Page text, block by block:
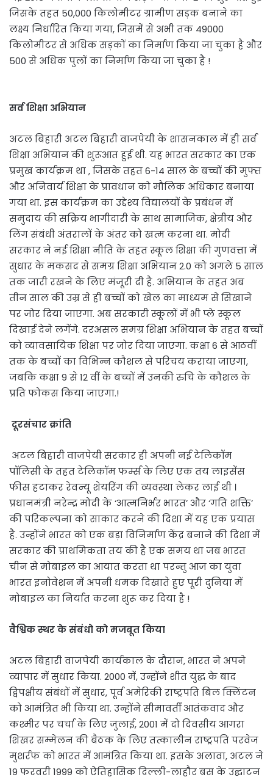
जिसके तहत 50,000 किलोमीटर ग्रामीण सड़क बनाने का
लक्ष्य निर्धारित किया गया, जिसमें से अभी तक 49000
किलोमीटर से अधिक सड़कों का निर्माण किया जा चुका है और
500 से अधिक पुलों का निर्माण किया जा चुका है !
सर्व शिक्षा अभियान
अटल बिहारी अटल बिहारी वाजपेयी के शासनकाल में ही सर्व
शिक्षा अभियान की शुरूआत हुई थी. यह भारत सरकार का एक
प्रमुख कार्यक्रम था , जिसके तहत 6-14 साल के बच्चों की मुफ्त
और अनिवार्य शिक्षा के प्रावधान को मौलिक अधिकार बनाया
गया था. इस कार्यक्रम का उद्देश्य विद्यालयों के प्रबंधन में
समुदाय की सक्रिय भागीदारी के साथ सामाजिक, क्षेत्रीय और
लिंग संबंधी अंतरालों के अंतर को खत्म करना था. मोदी
सरकार ने नई शिक्षा नीति के तहत स्कूल शिक्षा की गुणवत्ता में
सुधार के मकसद से समग्र शिक्षा अभियान 2.0 को अगले 5 साल
तक जारी रखने के लिए मंजूरी दी है. अभियान के तहत अब
तीन साल की उम्र से ही बच्चों को खेल का माध्यम से सिखाने
पर जोर दिया जाएगा. अब सरकारी स्कूलों में भी प्ले स्कूल
दिखाई देने लगेंगे. दरअसल समग्र शिक्षा अभियान के तहत बच्चों
को व्यावसायिक शिक्षा पर जोर दिया जाएगा. कक्षा 6 से आठवीं
तक के बच्चों का विभिन्न कौशल से परिचय कराया जाएगा,
जबकि कक्षा 9 से 12 वीं के बच्चों में उनकी रुचि के कौशल के
प्रति फोकस किया जाएगा.!
दूरसंचार क्रांति
अटल बिहारी वाजपेयी सरकार ही अपनी नई टेलिकॉम
पॉलिसी के तहत टेलिकॉम फर्म्स के लिए एक तय लाइसेंस
फीस हटाकर रेवन्यू शेयरिंग की व्यवस्था लेकर लाई थी ।
प्रधानमंत्री नरेन्द्र मोदी के ‘आत्मनिर्भर भारत’ और ‘गति शक्ति’
की परिकल्पना को साकार करने की दिशा में यह एक प्रयास
है. उन्होंने भारत को एक बड़ा विनिर्माण केंद्र बनाने की दिशा में
सरकार की प्राथमिकता तय की है एक समय था जब भारत
चीन से मोबाइल का आयात करता था परन्तु आज का युवा
भारत इनोवेशन में अपनी धमक दिखाते हुए पूरी दुनिया में
मोबाइल का निर्यात करना शुरू कर दिया है !
वैश्विक स्थर के संबंधो को मजबूत किया
अटल बिहारी वाजपेयी कार्यकाल के दौरान, भारत ने अपने
व्यापार में सुधार किया. 2000 में, उन्होंने शीत युद्ध के बाद
द्विपक्षीय संबंधों में सुधार, पूर्व अमेरिकी राष्ट्रपति बिल क्लिंटन
को आमंत्रित भी किया था. उन्होंने सीमावर्ती आतंकवाद और
कश्मीर पर चर्चा के लिए जुलाई, 2001 में दो दिवसीय आगरा
शिखर सम्मेलन की बैठक के लिए तत्कालीन राष्ट्रपति परवेज
मुशर्रफ को भारत में आमंत्रित किया था. इसके अलावा, अटल ने
19 फरवरी 1999 को ऐतिहासिक दिल्ली-लाहौर बस के उद्घाटन